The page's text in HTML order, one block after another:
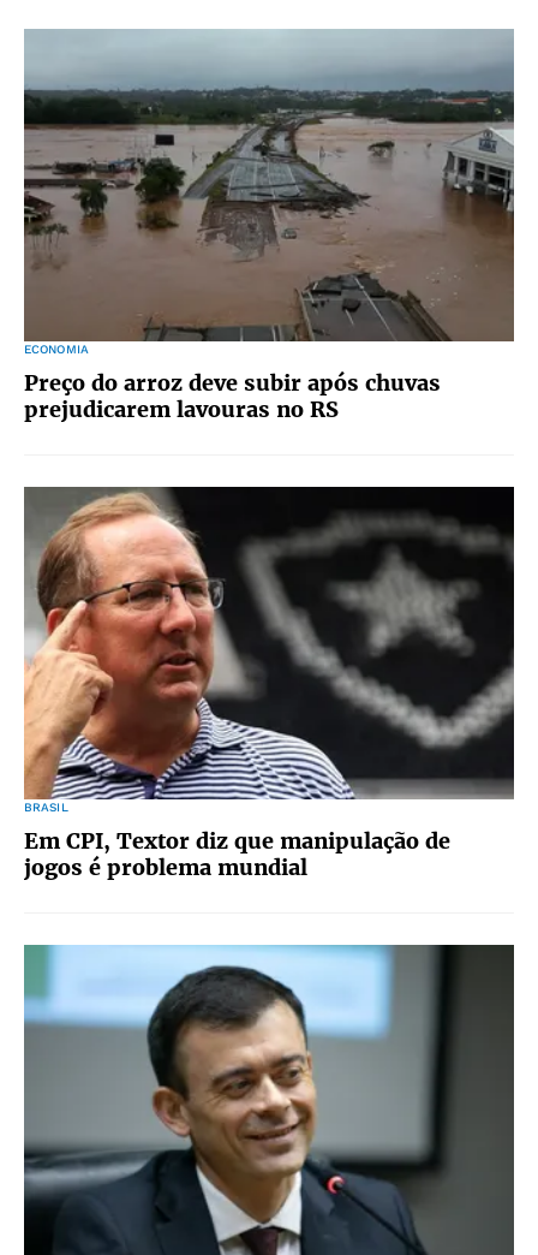
ECONOMIA
Preço do arroz deve subir após chuvas
prejudicarem lavouras no RS
BRASIL
Em CPI, Textor diz que manipulação de
jogos é problema mundial